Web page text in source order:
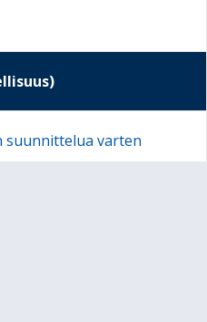
suunnittelua varten